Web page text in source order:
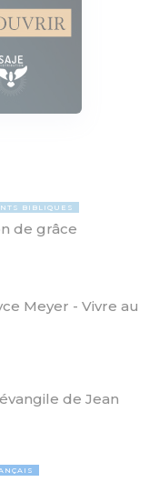
BIBLIQUES
de grâce
Meyer - Vivre au
de Jean